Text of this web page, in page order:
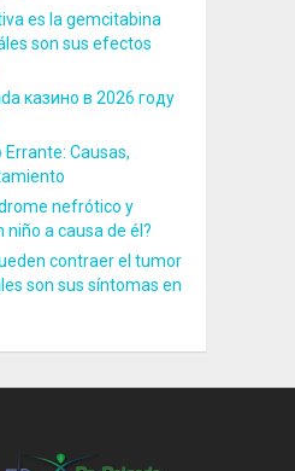
es la gemcitabina
son sus efectos
казино в 2026 году
Errante: Causas,
nefrótico y
niño a causa de él?
contraer el tumor
son sus síntomas en